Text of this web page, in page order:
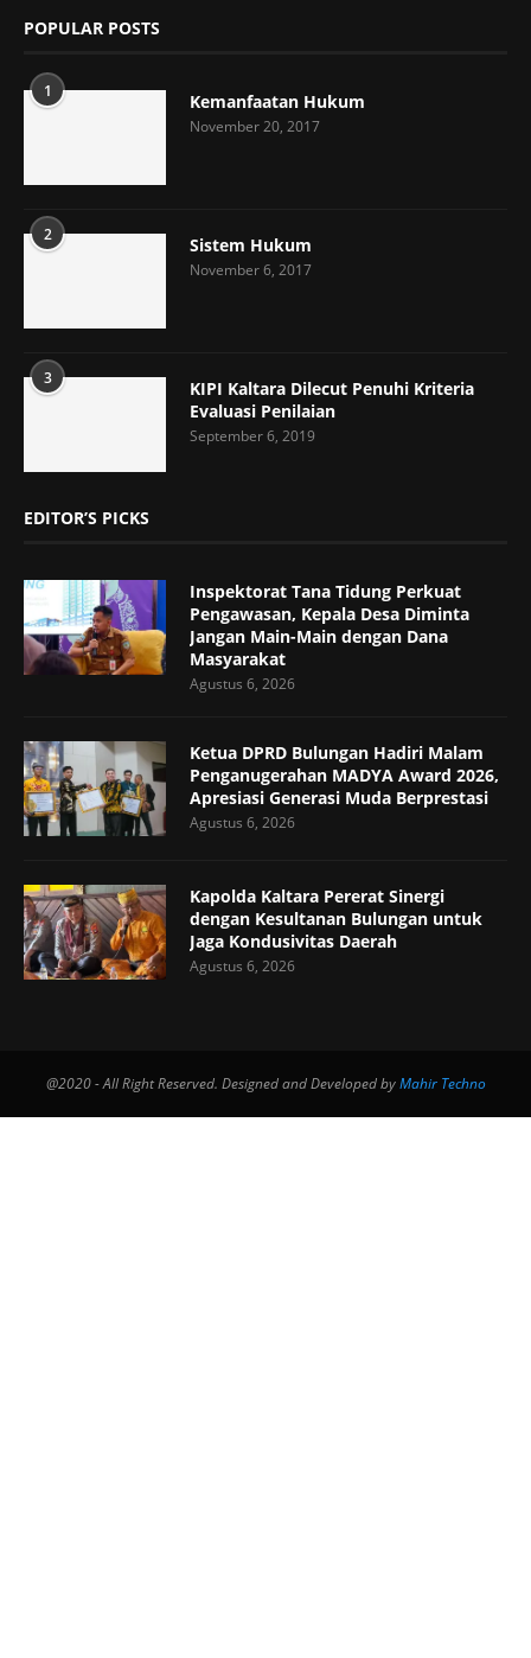
POPULAR POSTS
1 Kemanfaatan Hukum
November 20, 2017
2 Sistem Hukum
November 6, 2017
3
KIPI Kaltara Dilecut Penuhi Kriteria
Evaluasi Penilaian
September 6, 2019
EDITOR’S PICKS
Inspektorat Tana Tidung Perkuat
Pengawasan, Kepala Desa Diminta
Jangan Main-Main dengan Dana
Masyarakat
Agustus 6, 2026
Ketua DPRD Bulungan Hadiri Malam
Penganugerahan MADYA Award 2026,
Apresiasi Generasi Muda Berprestasi
Agustus 6, 2026
Kapolda Kaltara Pererat Sinergi
dengan Kesultanan Bulungan untuk
Jaga Kondusivitas Daerah
Agustus 6, 2026
@2020 - All Right Reserved. Designed and Developed byMahir Techno